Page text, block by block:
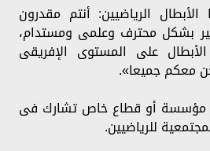
الرياضيين: أنتم مقدرون
بشكل محترف وعلمى ومستدام،
على المستوى الإفريقى
معكم جميعا».
مؤسسة أو قطاع خاص تشارك فى
للرياضيين.